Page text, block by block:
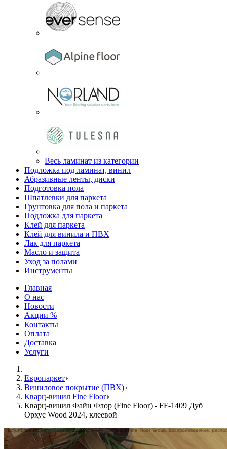
Весь ламинат из категории
Подложка под ламинат, винил
Абразивные ленты, диски
Подготовка пола
Шпатлевки для паркета
Грунтовка для пола и паркета
Подложка для паркета
Клей для паркета
Клей для винила и ПВХ
Лак для паркета
Масло и защита
Уход за полами
Инструменты
Главная
О нас
Новости
Акции %
Контакты
Оплата
Доставка
Услуги
Европаркет
Виниловое покрытие (ПВХ)
Кварц-винил Fine Floor
Кварц-винил Файн Флор (Fine Floor) - FF-1409 Дуб
Орхус Wood 2024, клеевой